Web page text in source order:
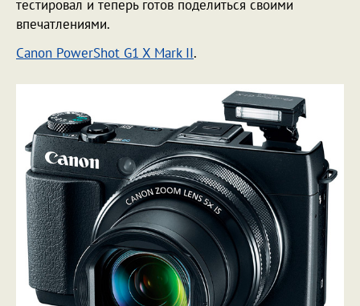
тестировал и теперь готов поделиться своими
впечатлениями.
Canon PowerShot G1 X Mark II.